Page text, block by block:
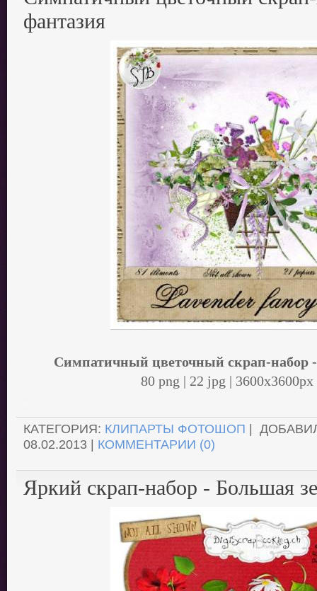
фантазия
Симпатичный цветочный скрап-набор
80 png | 22 jpg |
КАТЕГОРИЯ: КЛИПАРТЫ ФОТОШОП |
08.02.2013 | КОММЕНТАРИИ (0)
Яркий скрап-набор - Большая